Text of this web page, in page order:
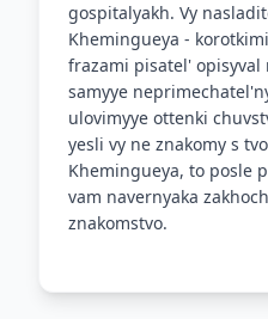
gospitalyakh. Vy
Khemingueya -
frazami pisatel'
samyye
ulovimyye ottenki
yesli vy ne znakomy s
Khemingueya, to posle
vam navernyaka
znakomstvo.